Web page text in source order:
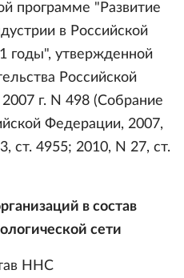
программе "Развитие
в Российской
годы", утвержденной
Российской
г. N 498 (Собрание
Федерации, 2007,
ст. 4955; 2010, N 27, ст.
в состав
сети
ННС